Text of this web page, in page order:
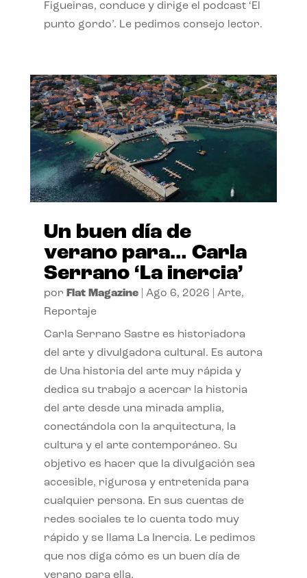
Figueiras, conduce y dirige el podcast ‘El
punto gordo’. Le pedimos consejo lector.
Un buen día de
verano para… Carla
Serrano ‘La inercia’
por Flat Magazine| Ago 6, 2026 Arte,
Reportaje
Carla Serrano Sastre es historiadora
del arte y divulgadora cultural. Es autora
de Una historia del arte muy rápida y
dedica su trabajo a acercar la historia
del arte desde una mirada amplia,
conectándola con la arquitectura, la
cultura y el arte contemporáneo. Su
objetivo es hacer que la divulgación sea
accesible, rigurosa y entretenida para
cualquier persona. En sus cuentas de
redes sociales te lo cuenta todo muy
rápido y se llama La Inercia. Le pedimos
que nos diga cómo es un buen día de
verano para ella.